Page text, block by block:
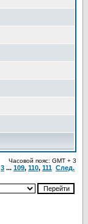
Часовой пояс: GMT + 3
3 ... 109, 110, 111 След.